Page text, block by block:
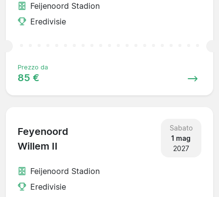
Feijenoord Stadion
Eredivisie
Prezzo da
85 €
Feyenoord
Willem II
Sabato
1 mag
2027
Feijenoord Stadion
Eredivisie